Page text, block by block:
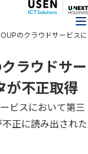
のクラウドサービス
ラウドサー
が不正取得
ビスにおいて第三
正に読み出された